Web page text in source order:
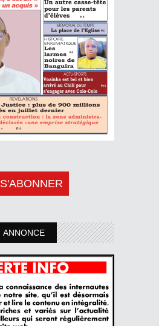
S'ABONNER
ANNONCE